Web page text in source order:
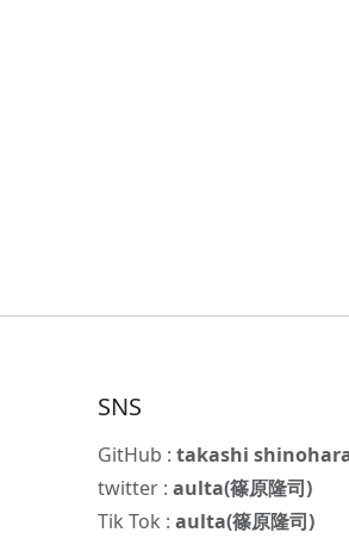
SNS
GitHub :takashi
twitter :aulta(篠原隆司)
Tik Tok :aulta(篠原隆司)